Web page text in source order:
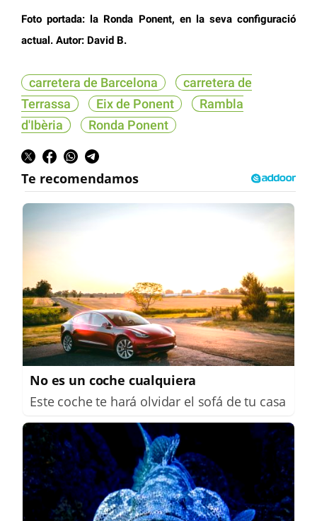
Foto portada: la Ronda Ponent, en la seva configuració
actual. Autor: David B.
carretera de Barcelona
carretera de
Terrassa
Eix de Ponent
Rambla
d'Ibèria
Ronda Ponent
No es un coche cualquiera
Este coche te hará olvidar el sofá de tu casa